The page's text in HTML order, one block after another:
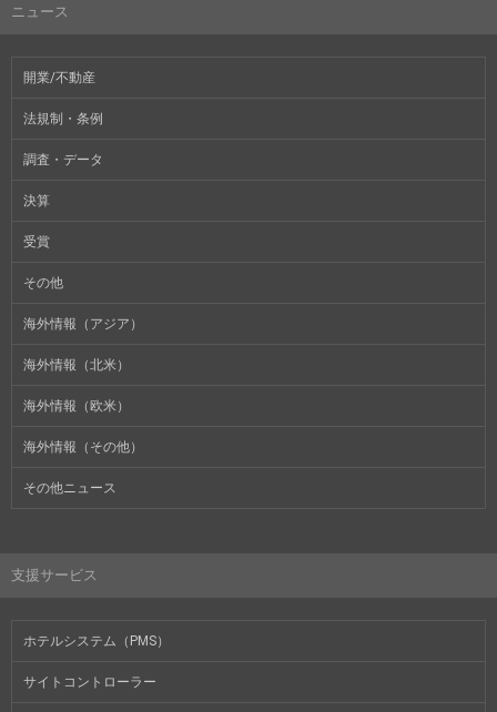
ニュース
開業/不動産
法規制・条例
調査・データ
決算
受賞
その他
海外情報（アジア）
海外情報（北米）
海外情報（欧米）
海外情報（その他）
その他ニュース
支援サービス
ホテルシステム（PMS）
サイトコントローラー